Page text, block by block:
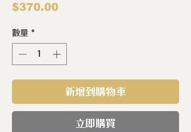
$370.00價
數量 *
新增到購物車
立即購買